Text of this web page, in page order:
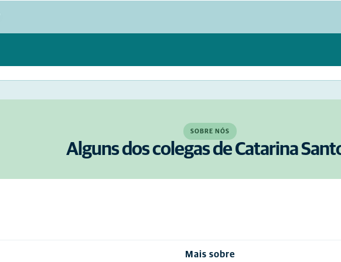
SOBRE NÓS
Alguns dos colegas de Catarina
Mais sobre